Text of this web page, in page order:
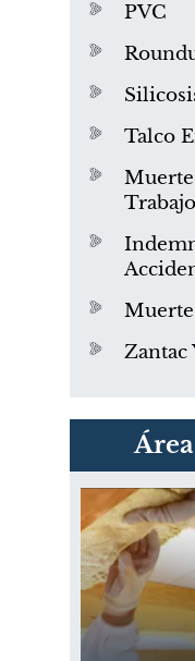
PVC
Talco
Trabajo
Zantac
PVC